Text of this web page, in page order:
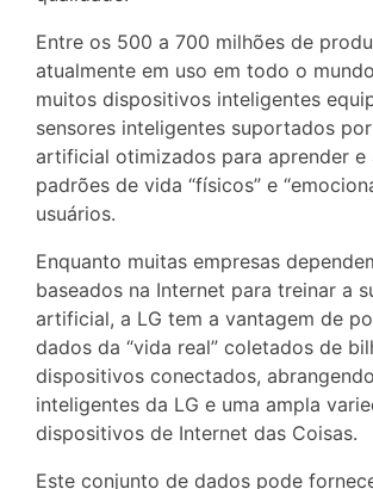
Entre os 500 a 700 milhões de
atualmente em uso em todo o
muitos dispositivos inteligentes
sensores inteligentes suportados
artificial otimizados para aprender e
padrões de vida “físicos” e
usuários.
Enquanto muitas empresas
baseados na Internet para treinar a
artificial, a LG tem a vantagem de
dados da “vida real” coletados de
dispositivos conectados,
inteligentes da LG e uma ampla
dispositivos de Internet das Coisas.
Este conjunto de dados pode